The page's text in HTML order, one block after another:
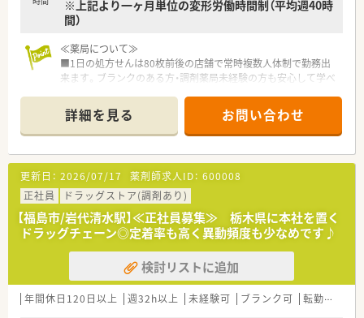
※上記より一ヶ月単位の変形労働時間制（平均週40時
間）
≪薬局について≫
■1日の処方せんは80枚前後の店舗で常時複数人体制で勤務出
来ます。ブランクのある方・調剤薬局未経験の方も安心して学べ
■内科・小児科・精神科クリニックの門前かつ、福島駅西口徒歩数
分の好立地のコンパクトな店舗です♪広く学べる環境で勤務可
能です。
≪注目！お仕事内容≫
■調剤・監査・服薬指導の基本業務を中心に、在宅なども学べま
す。エリアで在宅専門チームも立ち上げしており、連携して店舗
負担も軽減しながら企業として対応を進めています。
■全体研修、中途社員研修、Eラーニングなど研修制度も充実し
ており、その他福利厚生も充実しています。
■幅広い経験を積みたい・一から調剤を学びたい・ブランクのあ
る方などにもおすすめのチェーン薬局です。
【長く働ける環境】
詳細を見る お問い合わせ
更新日： 2026/07/17 薬剤師求人ID： 600008
正社員
ドラッグストア(調剤あり)
【福島市/岩代清水駅】≪正社員募集≫ 栃木県に本社を置く
ドラッグチェーン◎定着率も高く異動頻度も少なめです♪
検討リストに追加
年間休日120日以上 週32h以上 未経験可 ブランク可 転勤なし